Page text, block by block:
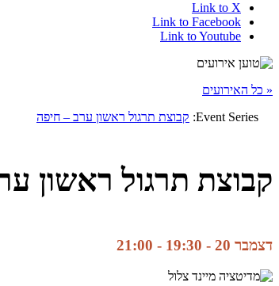
Link to X
Link to Facebook
Link to Youtube
« כל האירועים
Event Series: קבוצת תרגול ראשון ערב – חיפה
קבוצת תרגול ראשון
דצמבר 20 - 19:30 -
21:00